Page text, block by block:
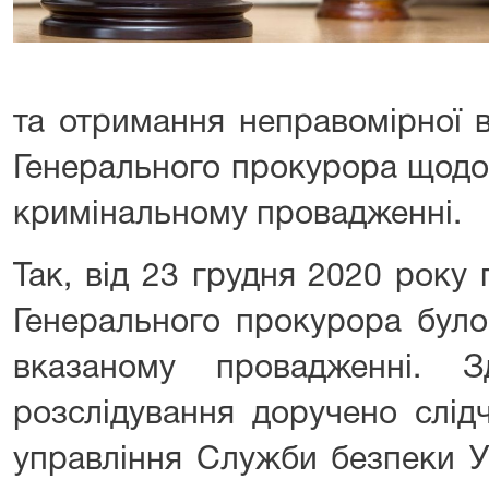
та отримання неправомірної
Генерального прокурора
кримінальному провадженні.
Так, від 23 грудня 2020
Генерального прокурора
вказаному провадженні.
розслідування доручено
управління Служби безпеки